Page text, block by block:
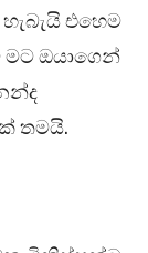
එහෙම
ඔයාගෙන්
තමයි.